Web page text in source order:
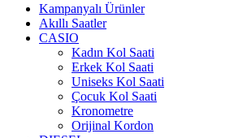
Kampanyalı Ürünler
Akıllı Saatler
CASIO
Kadın Kol Saati
Erkek Kol Saati
Uniseks Kol Saati
Çocuk Kol Saati
Kronometre
Orijinal Kordon